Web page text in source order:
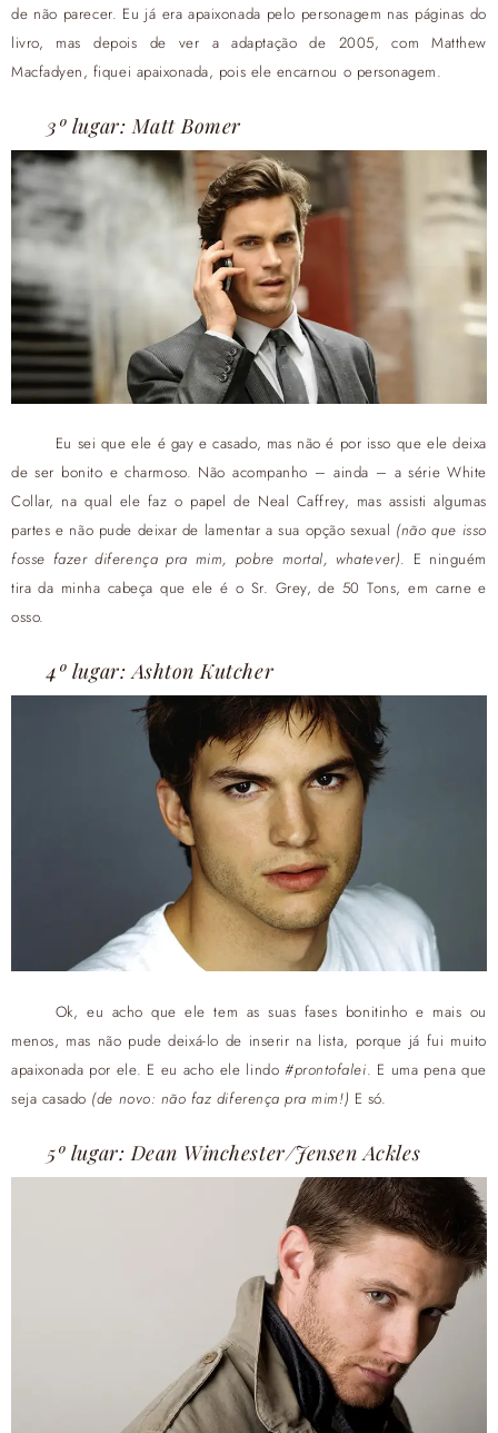
de não parecer. Eu já era apaixonada pelo personagem nas páginas do
livro, mas depois de ver a adaptação de 2005, com Matthew
Macfadyen, fiquei apaixonada, pois ele encarnou o personagem.
3º lugar: Matt Bomer
Eu sei que ele é gay e casado, mas não é por isso que ele deixa
de ser bonito e charmoso. Não acompanho – ainda – a série White
Collar, na qual ele faz o papel de Neal Caffrey, mas assisti algumas
partes e não pude deixar de lamentar a sua opção sexual (não que isso
fosse fazer diferença pra mim, pobre mortal, whatever). E ninguém
tira da minha cabeça que ele é o Sr. Grey, de 50 Tons, em carne e
osso.
4º lugar: Ashton Kutcher
Ok, eu acho que ele tem as suas fases bonitinho e mais ou
menos, mas não pude deixá-lo de inserir na lista, porque já fui muito
apaixonada por ele. E eu acho ele lindo#prontofalei. E uma pena que
seja casado (de novo: não faz diferença pra mim!) E só.
5º lugar: Dean Winchester/Jensen Ackles